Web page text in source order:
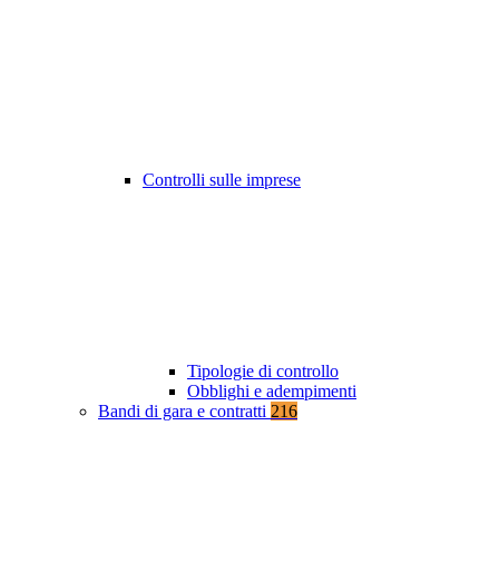
Controlli sulle imprese
Tipologie di controllo
Obblighi e adempimenti
Bandi di gara e contratti 216